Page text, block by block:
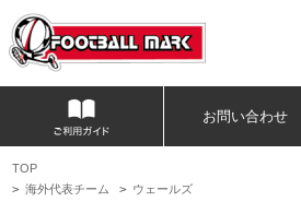
お問い合わせ
TOP
> 海外代表チーム > ウェールズ